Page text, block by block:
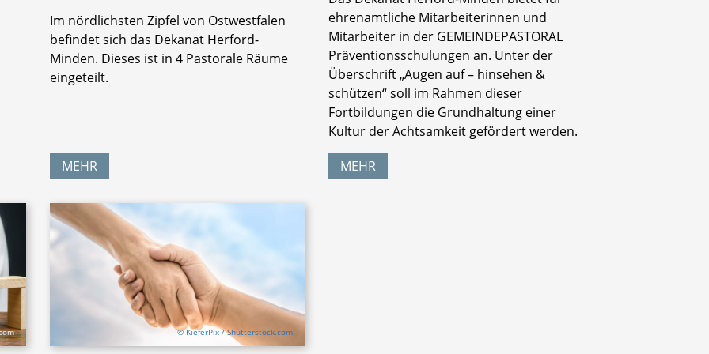
Im nördlichsten Zipfel von Ostwestfalen
befindet sich das Dekanat Herford-
Minden. Dieses ist in 4 Pastorale Räume
eingeteilt.
MEHR
ehrenamtliche Mitarbeiterinnen und
Mitarbeiter in der GEMEINDEPASTORAL
Präventionsschulungen an. Unter der
Überschrift „Augen auf – hinsehen &
schützen“ soll im Rahmen dieser
Fortbildungen die Grundhaltung einer
Kultur der Achtsamkeit gefördert werden.
MEHR
© KieferPix / Shutterstock.com